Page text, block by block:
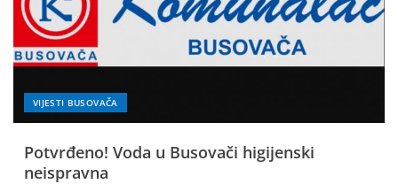
VIJESTI BUSOVAČA
Potvrđeno! Voda u Busovači higijenski
neispravna